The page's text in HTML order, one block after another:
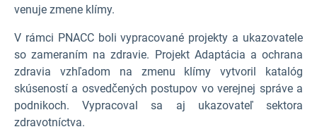
venuje zmene klímy.
V rámci PNACC boli vypracované projekty a ukazovatele
so zameraním na zdravie. Projekt Adaptácia a ochrana
zdravia vzhľadom na zmenu klímy vytvoril katalóg
skúseností a osvedčených postupov vo verejnej správe a
podnikoch. Vypracoval sa aj ukazovateľ sektora
zdravotníctva.